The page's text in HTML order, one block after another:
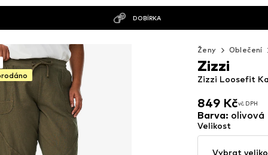
DOBÍRKA
Ženy Oblečení
849 Kčvč. DPH
849 Kčvč. DPH
Zizzi Loosefit
Zizzi
Barva: olivová
Velikost
Vybrat